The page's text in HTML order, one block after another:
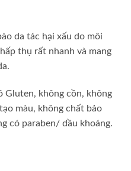
da tác hại xấu do môi
thụ rất nhanh và mang
Gluten, không cồn, không
màu, không chất bảo
có paraben/ dầu khoáng.